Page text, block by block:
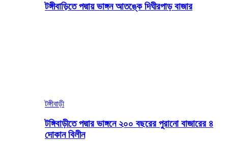
টঙ্গীবাড়িতে পদ্মায় ভাঙ্গন আতঙ্কে দিঘীরপাড় বাজার
টঙ্গীবাড়ী
টঙ্গিবাড়ীতে পদ্মার ভাঙ্গনে ২০০ বছরের পুরানো বাজারের ৪
দোকান বিলীন